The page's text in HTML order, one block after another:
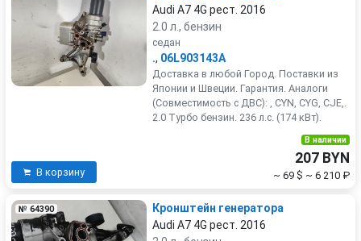
Audi A7 4G рест. 2016
2.0 л., бензин
седан
., 06L903143A
Доставка в любой Город. Поставки из
Японии и Швеции. Гарантия. Аналоги
(Совместимость с ДВС): , CYN, CYG, CJE,.
2.0 Турбо бензин. 236 л.с. (174 кВт).
В корзину
В наличии
207 BYN
~ 69 $ ~ 6 210 ₽
№ 64390
Кронштейн генератора
Audi A7 4G рест. 2016